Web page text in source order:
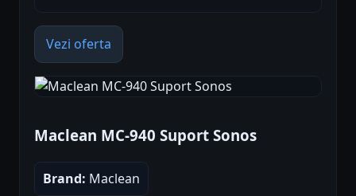
Vezi oferta
Maclean MC-940 Suport Sonos
Brand: Maclean